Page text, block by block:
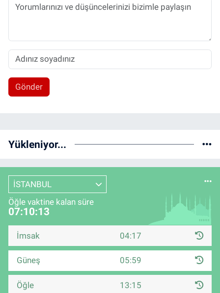
Gönder
Yükleniyor...
İSTANBUL
Öğle vaktine kalan süre
07:10:13
İmsak 04:17
Güneş 05:59
Öğle 13:15